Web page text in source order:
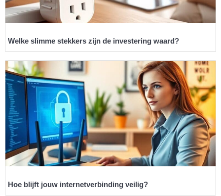
Welke slimme stekkers zijn de investering waard?
Hoe blijft jouw internetverbinding veilig?